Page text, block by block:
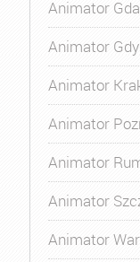
Animator
Animator
Animator
Animator
Animator
Animator
Animator